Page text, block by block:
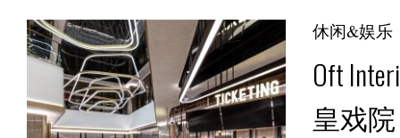
休闲&娱乐
Oft
皇戏院